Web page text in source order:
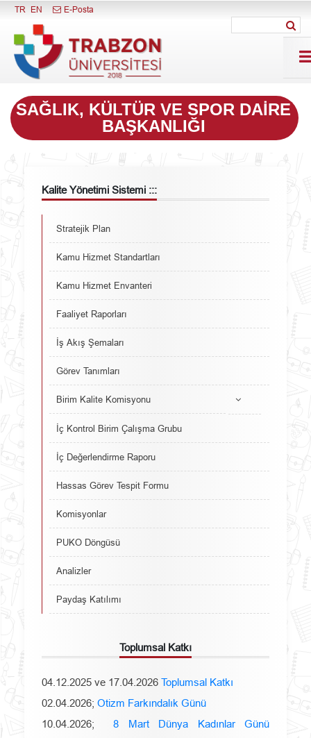
Menüyü Kapat
TR EN E-Posta
SAĞLIK, KÜLTÜR VE SPOR DAIRE
BAŞKANLIĞI
Kalite Yönetimi Sistemi :::
Stratejik Plan
Kamu Hizmet Standartları
Kamu Hizmet Envanteri
Faaliyet Raporları
İş Akış Şemaları
Görev Tanımları
Birim Kalite Komisyonu
İç Kontrol Birim Çalışma Grubu
İç Değerlendirme Raporu
Hassas Görev Tespit Formu
Komisyonlar
PUKO Döngüsü
Analizler
Paydaş Katılımı
Toplumsal Katkı
04.12.2025 ve 17.04.2026 Toplumsal Katkı
02.04.2026; Otizm Farkındalık Günü
10.04.2026;
8 Mart Dünya Kadınlar Günü